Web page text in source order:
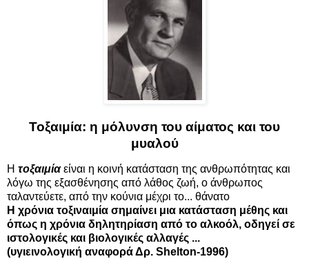
Τοξαιμία: η μόλυνση του αίματος και του
μυαλού
Η τοξαιμίαείναι η κοινή κατάσταση της ανθρωπότητας και
λόγω της εξασθένησης από λάθος ζωή, ο άνθρωπος
ταλαντεύετε, από την κούνια μέχρι το... θάνατο
Η χρόνια τοξιναιμία σημαίνει μια κατάσταση μέθης και
όπως η χρόνια δηλητηρίαση από το αλκοόλ, οδηγεί σε
ιστολογικές και βιολογικές αλλαγές ...
(υγιεινολογική αναφορά Δρ. Shelton-1996)